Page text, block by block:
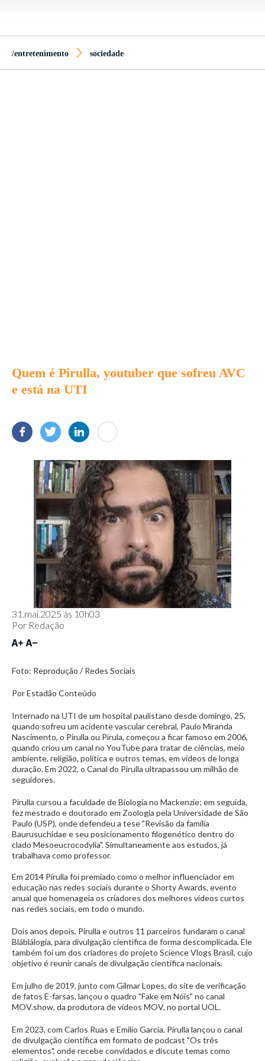
/entretenimento sociedade
Quem é Pirulla, youtuber que sofreu AVC
e está na UTI
31.mai.2025 às 10h03
Por Redação
Foto: Reprodução / Redes Sociais
Por Estadão Conteúdo
Internado na UTI de um hospital paulistano desde domingo, 25,
quando sofreu um acidente vascular cerebral, Paulo Miranda
Nascimento, o Pirulla ou Pirula, começou a ficar famoso em 2006,
quando criou um canal no YouTube para tratar de ciências, meio
ambiente, religião, política e outros temas, em vídeos de longa
duração. Em 2022, o Canal do Pirulla ultrapassou um milhão de
seguidores.
Pirulla cursou a faculdade de Biologia no Mackenzie; em seguida,
fez mestrado e doutorado em Zoologia pela Universidade de São
Paulo (USP), onde defendeu a tese "Revisão da família
Baurusuchidae e seu posicionamento filogenético dentro do
clado Mesoeucrocodylia". Simultaneamente aos estudos, já
trabalhava como professor.
Em 2014 Pirulla foi premiado como o melhor influenciador em
educação nas redes sociais durante o Shorty Awards, evento
anual que homenageia os criadores dos melhores vídeos curtos
nas redes sociais, em todo o mundo.
Dois anos depois, Pirulla e outros 11 parceiros fundaram o canal
Bláblálogia, para divulgação cientifica de forma descomplicada. Ele
também foi um dos criadores do projeto Science Vlogs Brasil, cujo
objetivo é reunir canais de divulgação científica nacionais.
Em julho de 2019, junto com Gilmar Lopes, do site de verificação
de fatos E-farsas, lançou o quadro "Fake em Nóis" no canal
MOV.show, da produtora de vídeos MOV, no portal UOL.
Em 2023, com Carlos Ruas e Emilio Garcia, Pirulla lançou o canal
de divulgação científica em formato de podcast "Os três
elementos", onde recebe convidados e discute temas como